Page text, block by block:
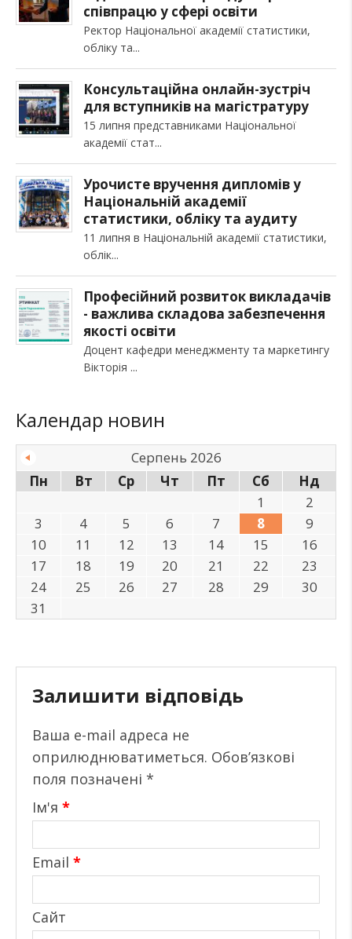
співпрацю у сфері освіти
Ректор Національної академії статистики,
обліку та
Консультаційна онлайн-зустріч
для вступників на магістратуру
15 липня представниками Національної
академії стат
Урочисте вручення дипломів у
Національній академії
статистики, обліку та аудиту
11 липня в Національній академії статистики,
облік
Професійний розвиток викладачів
- важлива складова забезпечення
якості освіти
Доцент кафедри менеджменту та маркетингу
Вікторія
Календар новин
Серпень 2026
Пн
Вт Ср Чт Пт Сб
Нд
1
2
3
4 5 6 7 8
9
10
11 12 13 14 15
16
17
18 19 20 21 22
23
24
25 26 27 28 29
30
31
Залишити відповідь
Ваша e-mail адреса не
оприлюднюватиметься. Обов’язкові
поля позначені *
Ім'я *
Email *
Сайт